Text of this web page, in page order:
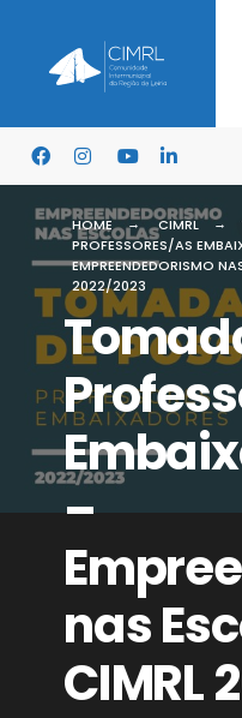
HOME CIMRL
PROFESSORES/AS
EMPREENDEDORISMO
2022/2023
–
nas
CIMRL